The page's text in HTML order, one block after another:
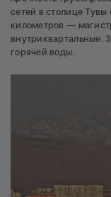
сетей в столице
километров —
внутриквартальные.
горячей воды.